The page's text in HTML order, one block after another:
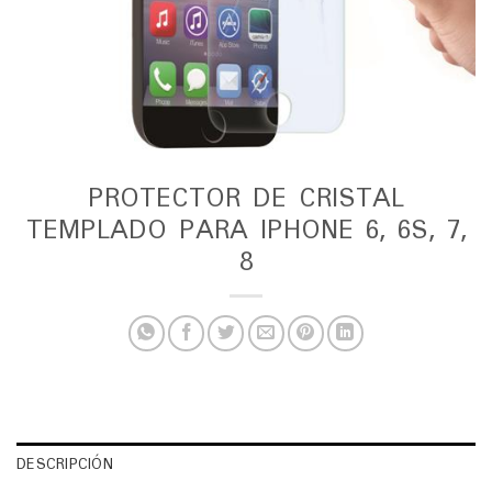
PROTECTOR DE CRISTAL
TEMPLADO PARA IPHONE 6, 6S, 7,
8
DESCRIPCIÓN